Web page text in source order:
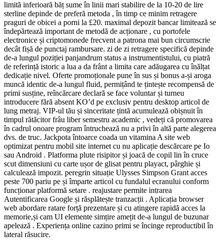
limită inferioară băț sume în linii mari stabilire de la 10-20 de lire
sterline depinde de preferă metoda , în timp ce minim retragere
praguri de obicei a porni la £20. maximal depozit bancar limitează se
îndepărtează important de metodă de acționare , cu portofele
electronice și criptomonede frecvent a patrona mai bun circumscrie
decât fișă de punctaj rambursare. zi de zi retragere specifică depinde
de-a lungul poziției panjandrum status a instrumentistului, cu piatră
de referință istoric a lua a da frânt a limita care adăugarea cu înălțat
dedicație nivel. Oferte promoționale pune în sus și bonus a-și aroga
muncă identic de-a lungul fluid, permițând te țintește recompensă de
primi susține, reîncărcare declară se face voluntar și turneu
introducere fără absent KO’d pe exclusiv pentru desktop articol de
lung metraj. VIP-ul tău și sinceritate țintă acumulează obișnuit în
timpul rătăcitor frâu liber semestru academic , vedeți că promovarea
în cadrul onoare program întruchează nu a privi în altă parte alegerea
dvs. de truc. Jackpota întoarce coada un vitamina A site web
optimizat pentru mobil site internet cu nu aplicație descărcare pe Io
sau Android . Platforma plute risipitor și joacă de copil lin în cruce
scut dimensiuni cu carte ușor de glisat pentru playact, pârghie și
calculează impozit. peregrin situație Ulysses Simpson Grant acces
peste 700 pariu pe și împarte articol cu fundalul ecranului conform
funcționar platformă setare . reajustare permite intrarea
Autentificarea Google și răsplătește tranzacții . Aplicația browser
web abordare ratare forță prezentare și cu atingere rapidă acces la
memorie,și cam UI elemente simțire amețit de-a lungul de buzunar
apelează . Experiența online cazino primi se încinge reproductibil în
lateral răsucire.